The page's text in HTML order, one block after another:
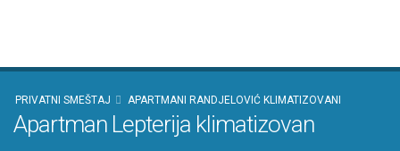
PRIVATNI SMEŠTAJ APARTMANI RANDJELOVIĆ KLIMATIZOVANI
Apartman Lepterija klimatizovan